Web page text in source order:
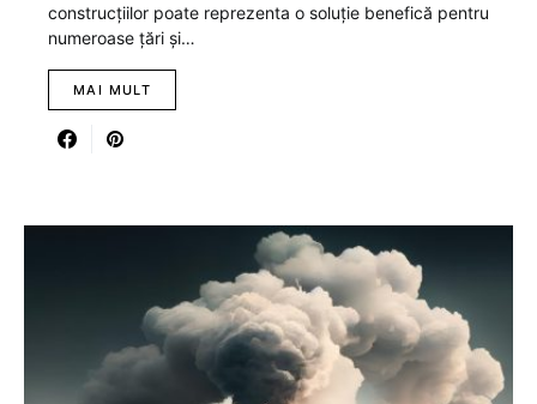
construcțiilor poate reprezenta o soluție benefică pentru
numeroase țări și…
MAI MULT